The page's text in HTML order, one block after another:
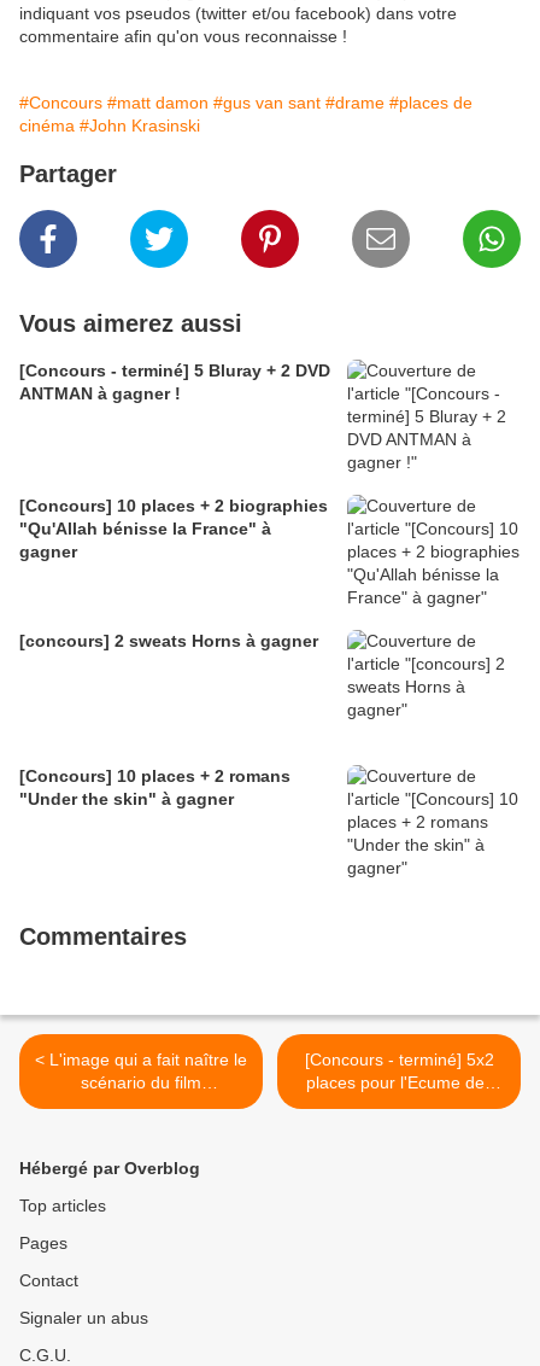
indiquant vos pseudos (twitter et/ou facebook) dans votre
commentaire afin qu'on vous reconnaisse !
#Concours #matt damon #gus van sant #drame #places de
cinéma #John Krasinski
Partager
Vous aimerez aussi
[Concours - terminé] 5 Bluray + 2 DVD
ANTMAN à gagner !
[Concours] 10 places + 2 biographies
"Qu'Allah bénisse la France" à
gagner
[concours] 2 sweats Horns à gagner
[Concours] 10 places + 2 romans
"Under the skin" à gagner
Commentaires
< L'image qui a fait naître le
scénario du film
#upsidedown dans la tête
[Concours - terminé] 5x2
places pour l'Ecume des
Jours >
Hébergé par Overblog
Top articles
Pages
Contact
Signaler un abus
C.G.U.